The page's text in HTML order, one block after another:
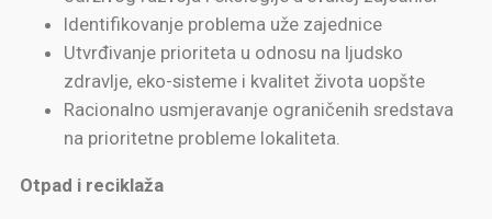
Identifikovanje problema uže zajednice
Utvrđivanje prioriteta u odnosu na ljudsko
zdravlje, eko-sisteme i kvalitet života uopšte
Racionalno usmjeravanje ograničenih sredstava
na prioritetne probleme lokaliteta.
Otpad i reciklaža